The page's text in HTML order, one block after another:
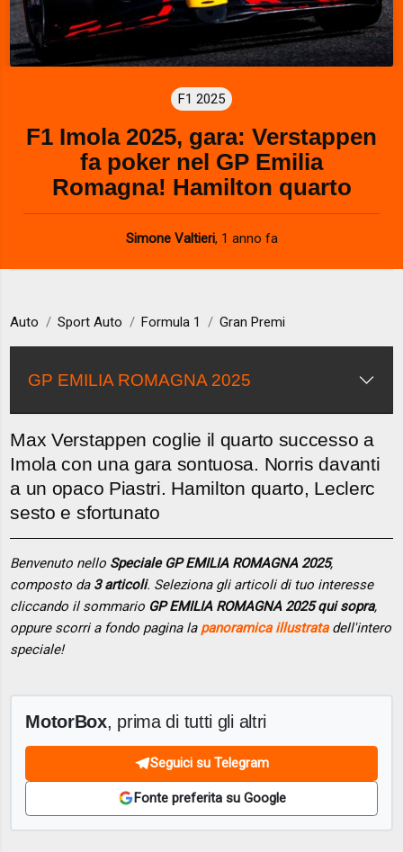
F1 2025
F1 Imola 2025, gara: Verstappen
fa poker nel GP Emilia
Romagna! Hamilton quarto
Simone Valtieri, 1 anno fa
Auto Sport Auto Formula 1 Gran Premi
GP EMILIA ROMAGNA 2025
Max Verstappen coglie il quarto successo a
Imola con una gara sontuosa. Norris davanti
a un opaco Piastri. Hamilton quarto, Leclerc
sesto e sfortunato
Benvenuto nello Speciale GP EMILIA ROMAGNA 2025,
composto da 3 articoli. Seleziona gli articoli di tuo interesse
cliccando il sommario GP EMILIA ROMAGNA 2025 qui sopra,
oppure scorri a fondo pagina la panoramica illustratadell'intero
speciale!
MotorBox, prima di tutti gli altri
Seguici su Telegram
Fonte preferita su Google